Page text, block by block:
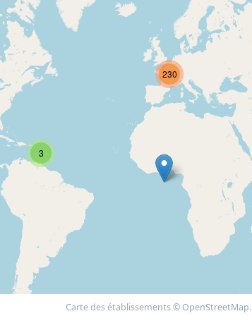
3
230
Carte des établissements © OpenStreetMap.